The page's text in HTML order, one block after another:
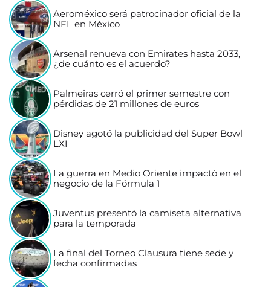
Aeroméxico será patrocinador oficial de la
NFL en México
Arsenal renueva con Emirates hasta 2033,
¿de cuánto es el acuerdo?
Palmeiras cerró el primer semestre con
pérdidas de 21 millones de euros
Disney agotó la publicidad del Super Bowl
LXI
La guerra en Medio Oriente impactó en el
negocio de la Fórmula 1
Juventus presentó la camiseta alternativa
para la temporada
La final del Torneo Clausura tiene sede y
fecha confirmadas